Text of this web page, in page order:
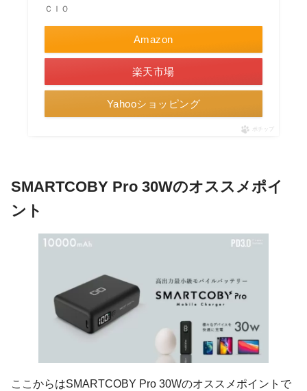
ＣＩＯ
Amazon
楽天市場
Yahooショッピング
ポチップ
SMARTCOBY Pro 30Wのオススメポイ
ント
ここからはSMARTCOBY Pro 30Wのオススメポイントで